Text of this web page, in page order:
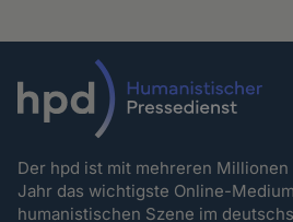
Der hpd ist mit mehreren
Jahr das wichtigste Online-
humanistischen Szene im